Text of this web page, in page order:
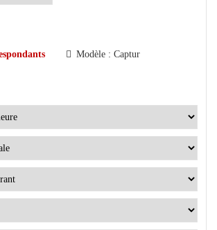
Modèle : Captur